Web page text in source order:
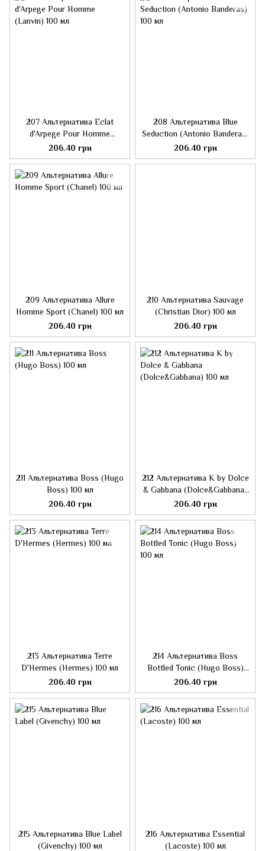
207 Альтернатива Eclat
d'Arpege Pour Homme
(Lanvin) 100 мл
206.40 грн
208 Альтернатива Blue
Seduction (Antonio Banderas)
100 мл
206.40 грн
209 Альтернатива Allure
Homme Sport (Chanel) 100 мл
206.40 грн
210 Альтернатива Sauvage
(Christian Dior) 100 мл
206.40 грн
211 Альтернатива Boss (Hugo
Boss) 100 мл
206.40 грн
212 Альтернатива K by Dolce
& Gabbana (Dolce&Gabbana)
100 мл
206.40 грн
213 Альтернатива Terre
D'Hermes (Hermes) 100 мл
206.40 грн
214 Альтернатива Boss
Bottled Tonic (Hugo Boss)
100 мл
206.40 грн
215 Альтернатива Blue Label
(Givenchy) 100 мл
216 Альтернатива Essential
(Lacoste) 100 мл